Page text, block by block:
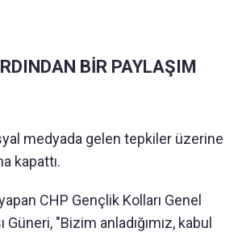
BİR PAYLAŞIM
medyada gelen tepkiler üzerine
kapattı.
CHP Gençlik Kolları Genel
Güneri, "Bizim anladığımız, kabul